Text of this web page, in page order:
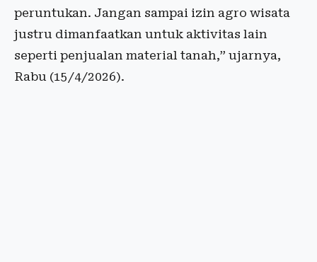
peruntukan. Jangan sampai izin agro wisata
justru dimanfaatkan untuk aktivitas lain
seperti penjualan material tanah,” ujarnya,
Rabu (15/4/2026).